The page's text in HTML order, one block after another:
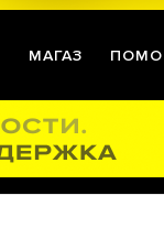
МАГАЗ